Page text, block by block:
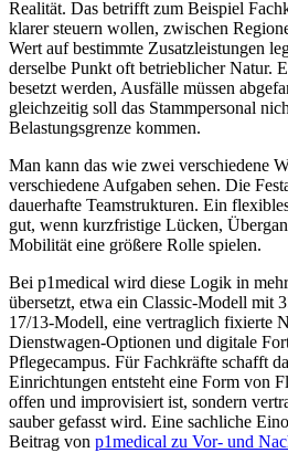
Realität. Das betrifft zum Beispiel
klarer steuern wollen, zwischen
Wert auf bestimmte Zusatzleistungen
derselbe Punkt oft betrieblicher Natur.
besetzt werden, Ausfälle müssen
gleichzeitig soll das Stammpersonal
Belastungsgrenze kommen.
Man kann das wie zwei verschiedene
verschiedene Aufgaben sehen. Die
dauerhafte Teamstrukturen. Ein
gut, wenn kurzfristige Lücken,
Mobilität eine größere Rolle spielen.
Bei p1medical wird diese Logik in
übersetzt, etwa ein Classic-Modell mit
17/13-Modell, eine vertraglich fixierte
Dienstwagen-Optionen und digitale
Pflegecampus. Für Fachkräfte schafft
Einrichtungen entsteht eine Form von
offen und improvisiert ist, sondern
sauber gefasst wird. Eine sachliche
Beitrag von p1medical zu Vor- und